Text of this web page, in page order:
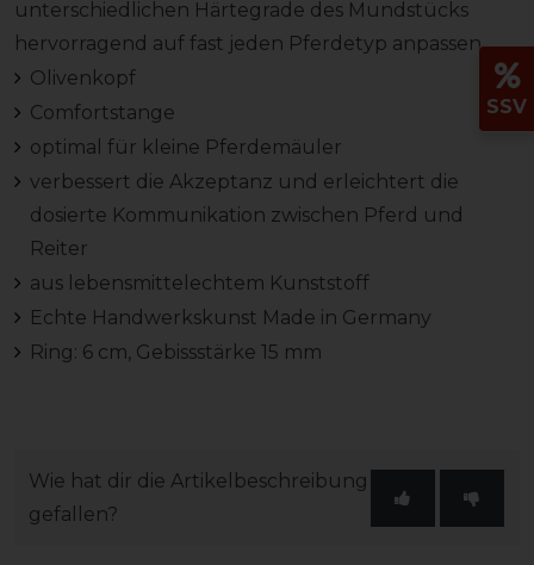
unterschiedlichen Härtegrade des Mundstücks
hervorragend auf fast jeden Pferdetyp anpassen.
Olivenkopf
Comfortstange
optimal für kleine Pferdemäuler
verbessert die Akzeptanz und erleichtert die
dosierte Kommunikation zwischen Pferd und
Reiter
aus lebensmittelechtem Kunststoff
Echte Handwerkskunst Made in Germany
Ring: 6 cm, Gebissstärke 15 mm
Wie hat dir die Artikelbeschreibung
gefallen?
SSV